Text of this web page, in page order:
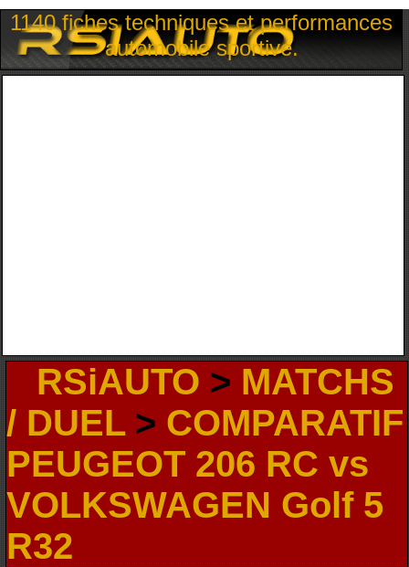
1140 fiches techniques et performances
automobile sportive.
RSiAUTO > MATCHS
/ DUEL> COMPARATIF
PEUGEOT 206 RC vs
VOLKSWAGEN Golf 5
R32